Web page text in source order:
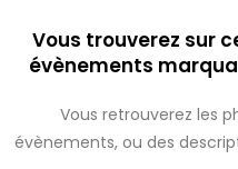
Vous trouverez sur
évènements
Vous retrouverez les
évènements, ou des